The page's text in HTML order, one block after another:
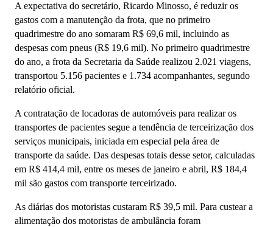
A expectativa do secretário, Ricardo Minosso, é reduzir os
gastos com a manutenção da frota, que no primeiro
quadrimestre do ano somaram R$ 69,6 mil, incluindo as
despesas com pneus (R$ 19,6 mil). No primeiro quadrimestre
do ano, a frota da Secretaria da Saúde realizou 2.021 viagens,
transportou 5.156 pacientes e 1.734 acompanhantes, segundo
relatório oficial.
A contratação de locadoras de automóveis para realizar os
transportes de pacientes segue a tendência de terceirização dos
serviços municipais, iniciada em especial pela área de
transporte da saúde. Das despesas totais desse setor, calculadas
em R$ 414,4 mil, entre os meses de janeiro e abril, R$ 184,4
mil são gastos com transporte terceirizado.
As diárias dos motoristas custaram R$ 39,5 mil. Para custear a
alimentação dos motoristas de ambulância foram